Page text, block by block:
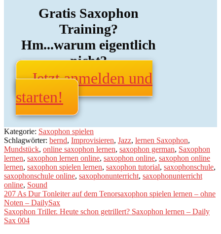
Gratis Saxophon
Training?
Hm...warum eigentlich
nicht?
Jetzt anmelden und
starten!
Kategorie: Saxophon spielen
Schlagwörter: bernd, Improvisieren, Jazz, lernen Saxophon,
Mundstück, online saxophon lernen, saxophon german, Saxophon
lernen, saxophon lernen online, saxophon online, saxophon online
lernen, saxophon spielen lernen, saxophon tutorial, saxophonschule,
saxophonschule online, saxophonunterricht, saxophonunterricht
online, Sound
Beitragsnavigation
Vorheriger
Beitrag:
207 As Dur Tonleiter auf dem Tenorsaxophon spielen lernen – ohne
Noten – DailySax
Nächster
Beitrag:
Saxophon Triller. Heute schon getrillert? Saxophon lernen – Daily
Sax 004